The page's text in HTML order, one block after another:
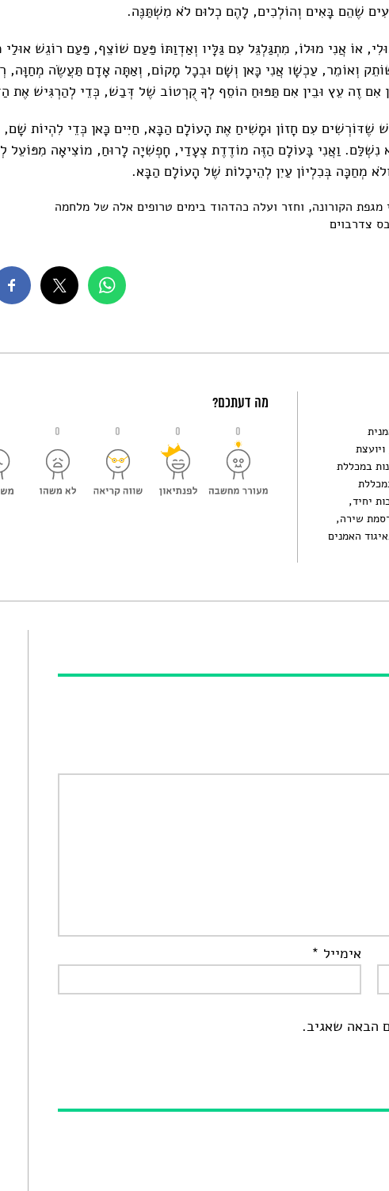
שֶׁהֵם בָּאִים וְהוֹלְכִים, לָהֶם כְלוּם לֹא מִשְׁתַּנֶּה.
אוֹ אֲנִי מוּלוֹ, מִתְגַּלְגֵּל עִם גַּלָּיו וְאַדְוַתּוֹ פַּעַם שׁוֹצֵף, פַּעַם רוֹגֵשׁ
וְאוֹמֵר, עַכְשָׁו אֲנִי כָּאן וְשָׁם וּבְכָל מָקוֹם, וְאַתָּה אָדָם תַּעֲשֶׂה מְחַוָּה,
אִם זֶה עֵץ וּבֵין אִם תַּפּוּחַ הוֹסֵף לְךָ קֻרְטוֹב שֶׁל דְּבַשׁ, כְּדֵי לְהַרְגִּישׁ אֶת
שֶׁדּוֹרְשִׁים עִם חָזוֹן וּמָשִׁיחַ אֶת הָעוֹלָם הַבָּא, חַיִּים כָּאן כְּדֵי לִהְיוֹת שָׁם,
וַאֲנִי בָּעוֹלָם הַזֶּה מוֹדֶדֶת צְעָדַי, חָפְשִׁיָה לָרוּחַ, מוֹצִיאָה מִפּוֹעֵל
מְחַכָּה בְּכִלְיוֹן עַיִן לְהֵיכָלוֹת שֶׁל הָעוֹלָם הַבָּא.
מגפת הקורונה, וחזר ועלה כהדהוד בימים טרופים אלה של מלחמה
צדרבוים
במכללת
בארץ ובחו"ל, כ-15 תערוכות יחיד,
מפרסמת שירה,
האמנים
מה דעתכם?
0 0 0 0
אימייל *
הבאה שאגיב.